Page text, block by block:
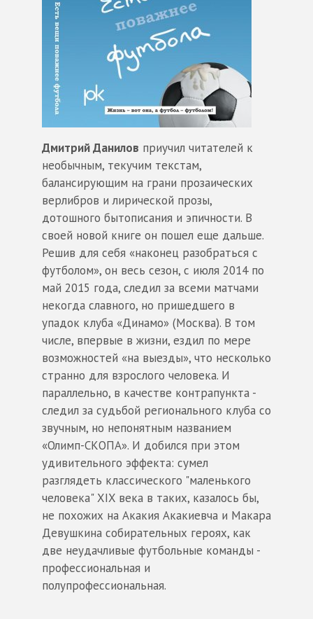
Дмитрий Данилов приучил читателей к
необычным, текучим текстам,
балансирующим на грани прозаических
верлибров и лирической прозы,
дотошного бытописания и эпичности. В
своей новой книге он пошел еще дальше.
Решив для себя «наконец разобраться с
футболом», он весь сезон, с июля 2014 по
май 2015 года, следил за всеми матчами
некогда славного, но пришедшего в
упадок клуба «Динамо» (Москва). В том
числе, впервые в жизни, ездил по мере
возможностей «на выезды», что несколько
странно для взрослого человека. И
параллельно, в качестве контрапункта -
следил за судьбой регионального клуба со
звучным, но непонятным названием
«Олимп-СКОПА». И добился при этом
удивительного эффекта: сумел
разглядеть классического "маленького
человека" XIX века в таких, казалось бы,
не похожих на Акакия Акакиевча и Макара
Девушкина собирательных героях, как
две неудачливые футбольные команды -
профессиональная и
полупрофессиональная.